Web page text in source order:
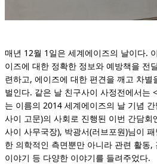
매년 12월 1일은 세계에이즈의 날이다.
이즈에 대한 정확한 정보와 예방책을 전
련하고, 에이즈에 대한 편견을 깨고 차
벌인다. 같은 날 친구사이 사정전에서는
는 이름의 2014 세계에이즈의 날 기념
사이 고문)의 사회로 진행된 이번 간담회
사이 사무국장), 박광서(러브포원)님이
한 의학적인 측면뿐만 아니라 관련 활동,
이야기 등 다양한 이야기를 들려주었다.